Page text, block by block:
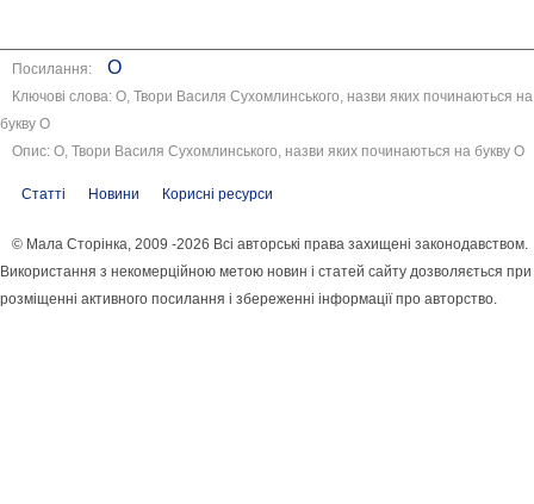
Посилання: О
Ключові слова: О, Твори Василя Сухомлинського, назви яких починаються на
букву О
Опис: О, Твори Василя Сухомлинського, назви яких починаються на букву О
Статті Новини Корисні ресурси
© Мала Сторінка, 2009 -2026 Всі авторські права захищені законодавством.
Використання з некомерційною метою новин і статей сайту дозволяється при
розміщенні активного посилання і збереженні інформації про авторство.